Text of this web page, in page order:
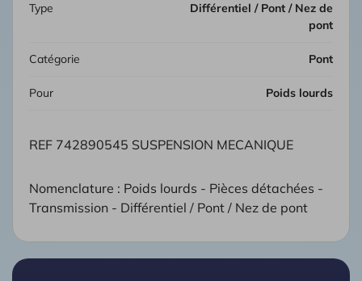
Type
Différentiel / Pont / Nez de
pont
Catégorie Pont
Pour Poids lourds
REF 742890545 SUSPENSION MECANIQUE
Nomenclature : Poids lourds - Pièces détachées -
Transmission - Différentiel / Pont / Nez de pont